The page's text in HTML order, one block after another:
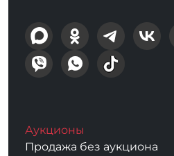
Аукционы
Продажа без аукциона